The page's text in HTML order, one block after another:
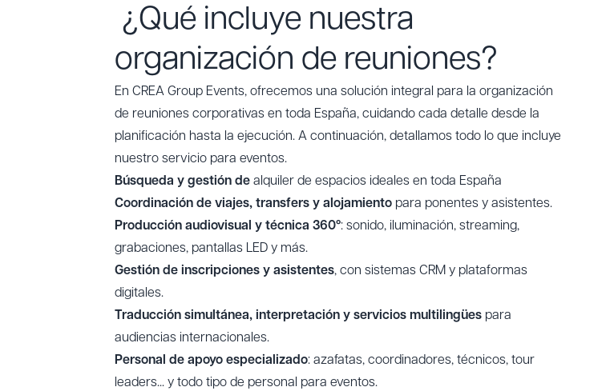
¿Qué incluye nuestra
organización de reuniones?
En CREA Group Events, ofrecemos una solución integral para la organización
de reuniones corporativas en toda España, cuidando cada detalle desde la
planificación hasta la ejecución. A continuación, detallamos todo lo que incluye
nuestro servicio para eventos.
Búsqueda y gestión de alquiler de espacios ideales en toda España
Coordinación de viajes, transfers y alojamiento para ponentes y asistentes.
Producción audiovisual y técnica 360º: sonido, iluminación, streaming,
grabaciones, pantallas LED y más.
Gestión de inscripciones y asistentes, con sistemas CRM y plataformas
digitales.
Traducción simultánea, interpretación y servicios multilingües para
audiencias internacionales.
Personal de apoyo especializado: azafatas, coordinadores, técnicos, tour
leaders... y todo tipo de personal para eventos.